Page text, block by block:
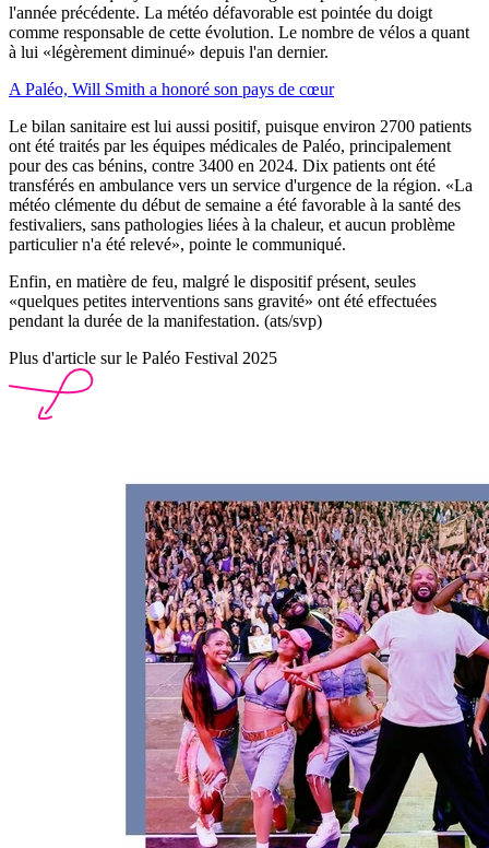
l'année précédente. La météo défavorable est pointée du doigt
comme responsable de cette évolution. Le nombre de vélos a quant
à lui «légèrement diminué» depuis l'an dernier.
A Paléo, Will Smith a honoré son pays de cœur
Le bilan sanitaire est lui aussi positif, puisque environ 2700 patients
ont été traités par les équipes médicales de Paléo, principalement
pour des cas bénins, contre 3400 en 2024. Dix patients ont été
transférés en ambulance vers un service d'urgence de la région. «La
météo clémente du début de semaine a été favorable à la santé des
festivaliers, sans pathologies liées à la chaleur, et aucun problème
particulier n'a été relevé», pointe le communiqué.
Enfin, en matière de feu, malgré le dispositif présent, seules
«quelques petites interventions sans gravité» ont été effectuées
pendant la durée de la manifestation. (ats/svp)
Plus d'article sur le Paléo Festival 2025